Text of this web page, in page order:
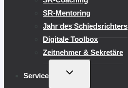
SR-Mentoring
Jahr des Schiedsrichters
Digitale Toolbox
Zeitnehmer & Sekretäre
Service
UNTERMENÜ